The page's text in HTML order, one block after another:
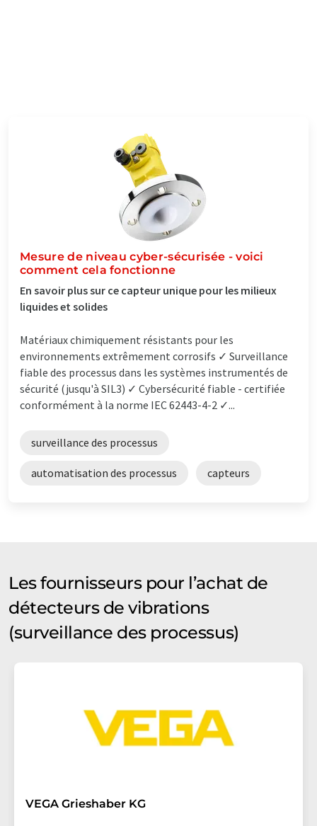
Mesure de niveau cyber-sécurisée - voici
comment cela fonctionne
En savoir plus sur ce capteur unique pour les milieux
liquides et solides
Matériaux chimiquement résistants pour les
environnements extrêmement corrosifs ✓ Surveillance
fiable des processus dans les systèmes instrumentés de
sécurité (jusqu'à SIL3) ✓ Cybersécurité fiable - certifiée
conformément à la norme IEC 62443-4-2 ✓...
surveillance des processus
automatisation des processus capteurs
Les fournisseurs pour l’achat de
détecteurs de vibrations
(surveillance des processus)
VEGA Grieshaber KG